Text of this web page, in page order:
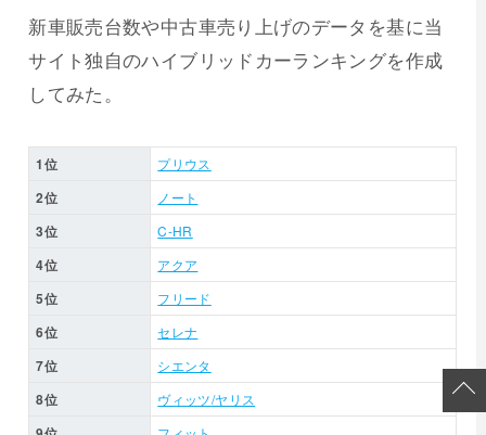
新車販売台数や中古車売り上げのデータを基に当
サイト独自のハイブリッドカーランキングを作成
してみた。
1位 プリウス
2位 ノート
3位 C-HR
4位 アクア
5位 フリード
6位 セレナ
7位 シエンタ
8位 ヴィッツ/ヤリス